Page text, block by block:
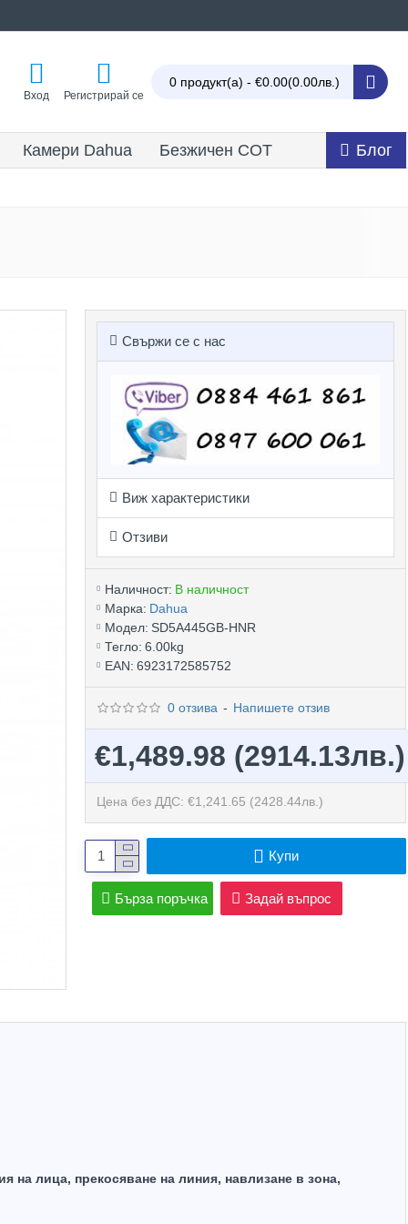
Вход Регистрирай се
0 продукт(а) - €0.00(0.00лв.)
Камери Dahua Безжичен СОТ Блог
Свържи се с нас
Виж характеристики
Отзиви
Наличност: В наличност
Марка: Dahua
Модел: SD5A445GB-HNR
Тегло: 6.00kg
EAN: 6923172585752
0 отзива - Напишете отзив
€1,489.98 (2914.13лв.)
Цена без ДДС: €1,241.65 (2428.44лв.)
Купи
Бърза поръчка Задай въпрос
на лица, прекосяване на линия, навлизане в зона,